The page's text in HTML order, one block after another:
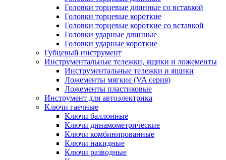
Головки торцевые длинные со вставкой
Головки торцевые короткие
Головки торцевые короткие со вставкой
Головки ударные длинные
Головки ударные короткие
Губцевый инструмент
Инструментальные тележки, ящики и ложементы
Инструментальные тележки и ящики
Ложементы мягкие (VA серия)
Ложементы пластиковые
Инструмент для автоэлектрика
Ключи гаечные
Ключи баллонные
Ключи динамометрические
Ключи комбинированные
Ключи накидные
Ключи разводные